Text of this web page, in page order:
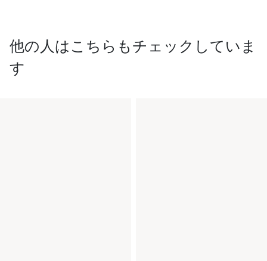
他の人はこちらもチェックしていま
す